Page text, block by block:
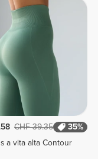
CHF 39.35
35%
a vita alta Contour